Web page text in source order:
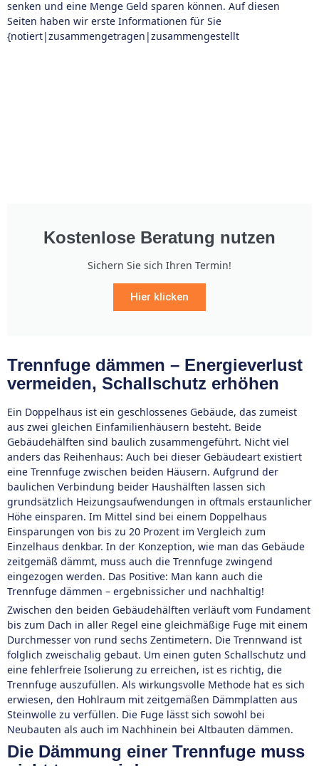
senken und eine Menge Geld sparen können. Auf diesen
Seiten haben wir erste Informationen für Sie
{notiert|zusammengetragen|zusammengestellt
Kostenlose Beratung nutzen
Sichern Sie sich Ihren Termin!
Hier klicken
Trennfuge dämmen – Energieverlust
vermeiden, Schallschutz erhöhen
Ein Doppelhaus ist ein geschlossenes Gebäude, das zumeist
aus zwei gleichen Einfamilienhäusern besteht. Beide
Gebäudehälften sind baulich zusammengeführt. Nicht viel
anders das Reihenhaus: Auch bei dieser Gebäudeart existiert
eine Trennfuge zwischen beiden Häusern. Aufgrund der
baulichen Verbindung beider Haushälften lassen sich
grundsätzlich Heizungsaufwendungen in oftmals erstaunlicher
Höhe einsparen. Im Mittel sind bei einem Doppelhaus
Einsparungen von bis zu 20 Prozent im Vergleich zum
Einzelhaus denkbar. In der Konzeption, wie man das Gebäude
zeitgemäß dämmt, muss auch die Trennfuge zwingend
eingezogen werden. Das Positive: Man kann auch die
Trennfuge dämmen – ergebnissicher und nachhaltig!
Zwischen den beiden Gebäudehälften verläuft vom Fundament
bis zum Dach in aller Regel eine gleichmäßige Fuge mit einem
Durchmesser von rund sechs Zentimetern. Die Trennwand ist
folglich zweischalig gebaut. Um einen guten Schallschutz und
eine fehlerfreie Isolierung zu erreichen, ist es richtig, die
Trennfuge auszufüllen. Als wirkungsvolle Methode hat es sich
erwiesen, den Hohlraum mit zeitgemäßen Dämmplatten aus
Steinwolle zu verfüllen. Die Fuge lässt sich sowohl bei
Neubauten als auch im Nachhinein bei Altbauten dämmen.
Die Dämmung einer Trennfuge muss